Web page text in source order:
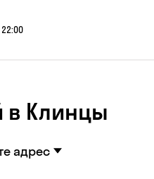
в Клинцы
адрес